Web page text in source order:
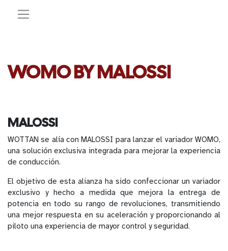
WOMO BY MALOSSI
MALOSSI
WOTTAN se alía con MALOSSI para lanzar el variador WOMO,
una solución exclusiva integrada para mejorar la experiencia
de conducción.
El objetivo de esta alianza ha sido confeccionar un variador
exclusivo y hecho a medida que mejora la entrega de
potencia en todo su rango de revoluciones, transmitiendo
una mejor respuesta en su aceleración y proporcionando al
piloto una experiencia de mayor control y seguridad.